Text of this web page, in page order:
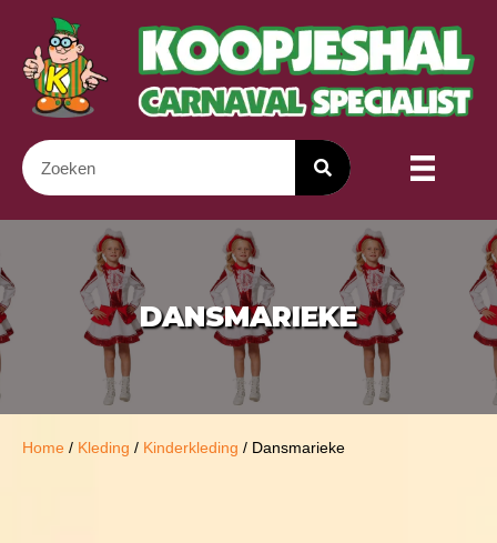
DANSMARIEKE
Home / Kleding / Kinderkleding / Dansmarieke